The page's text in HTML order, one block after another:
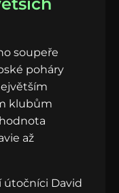
soupeře
poháry
klubům
až
útočníci David